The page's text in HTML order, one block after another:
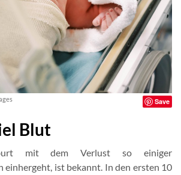
Save
Blut
mit dem Verlust so einiger
einhergeht, ist bekannt. In den ersten 10